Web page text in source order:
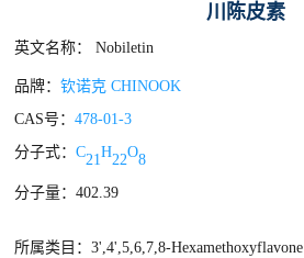
川陈皮素
英文名称： Nobiletin
品牌：钦诺克 CHINOOK
CAS号：478-01-3
分子式：C21H22O8
分子量：402.39
所属类目：3',4',5,6,7,8-Hexamethoxyflavone